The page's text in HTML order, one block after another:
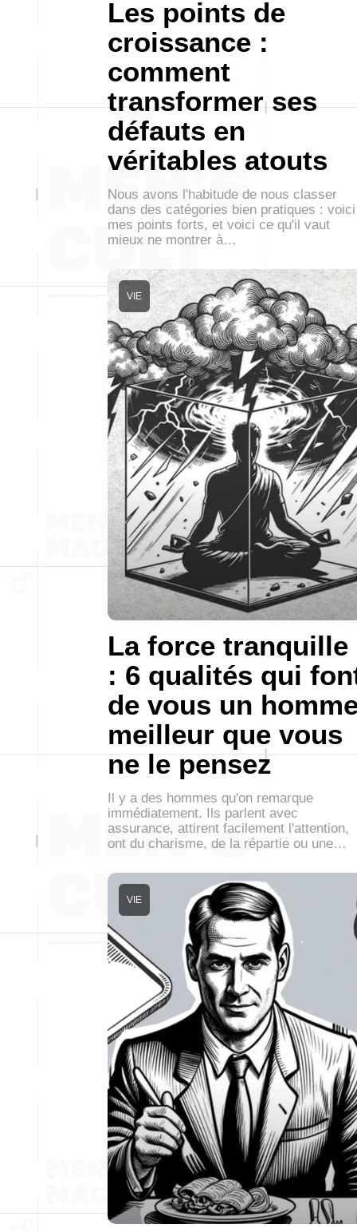
Les points de
croissance :
comment
transformer ses
défauts en
véritables atouts
Nous avons l'habitude de nous classer
dans des catégories bien pratiques : voici
mes points forts, et voici ce qu'il vaut
mieux ne montrer à…
La force tranquille
: 6 qualités qui
de vous un
meilleur que vous
ne le pensez
VIE
Il y a des hommes qu'on remarque
immédiatement. Ils parlent avec
assurance, attirent facilement l'attention,
ont du charisme, de la répartie ou une…
VIE